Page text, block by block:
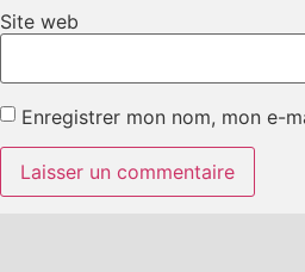
Site web
Enregistrer mon nom, mon e-